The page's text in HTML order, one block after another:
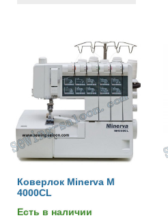
Коверлок Minerva M
4000CL
Есть в наличии